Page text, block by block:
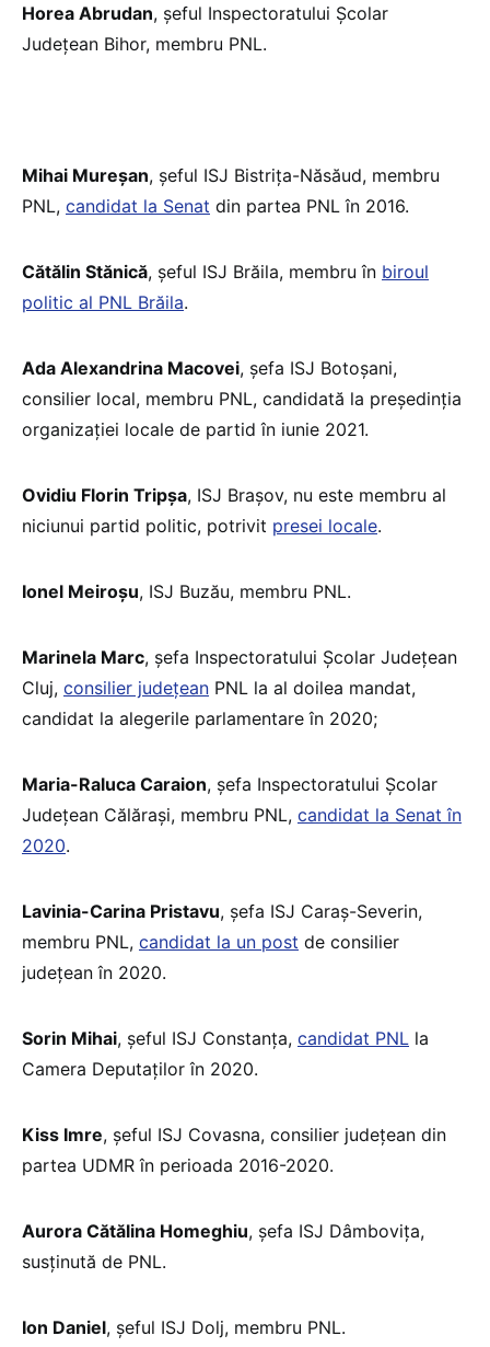
Horea Abrudan, șeful Inspectoratului Școlar
Județean Bihor, membru PNL.
Mihai Mureșan, șeful ISJ Bistrița-Năsăud, membru
PNL, candidat la Senat din partea PNL în 2016.
Cătălin Stănică, șeful ISJ Brăila, membru în biroul
politic al PNL Brăila.
Ada Alexandrina Macovei, șefa ISJ Botoșani,
consilier local, membru PNL, candidată la președinția
organizației locale de partid în iunie 2021.
Ovidiu Florin Tripșa, ISJ Brașov, nu este membru al
niciunui partid politic, potrivit presei locale.
Ionel Meiroșu, ISJ Buzău, membru PNL.
Marinela Marc, șefa Inspectoratului Școlar Județean
Cluj, consilier județean PNL la al doilea mandat,
candidat la alegerile parlamentare în 2020;
Maria-Raluca Caraion, șefa Inspectoratului Școlar
Județean Călărași, membru PNL, candidat la Senat în
2020.
Lavinia-Carina Pristavu, șefa ISJ Caraș-Severin,
membru PNL, candidat la un post de consilier
județean în 2020.
Sorin Mihai, șeful ISJ Constanța, candidat PNL la
Camera Deputaților în 2020.
Kiss Imre, șeful ISJ Covasna, consilier județean din
partea UDMR în perioada 2016-2020.
Aurora Cătălina Homeghiu, șefa ISJ Dâmbovița,
susținută de PNL.
Ion Daniel, șeful ISJ Dolj, membru PNL.